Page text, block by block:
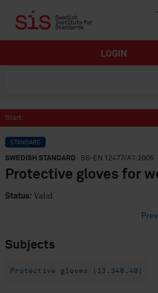
LOGIN
Start
STANDARD
SWEDISH STANDARD · SS-EN 12477/A1:2005
Protective gloves for
Status: Valid
Subjects
Protective gloves (13.340.40)